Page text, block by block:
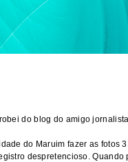
do blog do amigo
do Maruim fazer as fotos
despretencioso. Quando